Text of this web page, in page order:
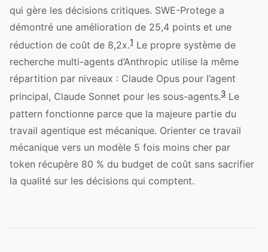
qui gère les décisions critiques. SWE-Protege a
démontré une amélioration de 25,4 points et une
réduction de coût de 8,2x.1 Le propre système de
recherche multi-agents d’Anthropic utilise la même
répartition par niveaux : Claude Opus pour l’agent
principal, Claude Sonnet pour les sous-agents.3 Le
pattern fonctionne parce que la majeure partie du
travail agentique est mécanique. Orienter ce travail
mécanique vers un modèle 5 fois moins cher par
token récupère 80 % du budget de coût sans sacrifier
la qualité sur les décisions qui comptent.